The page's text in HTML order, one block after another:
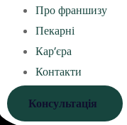
Про франшизу
Пекарні
Кар’єра
Контакти
Консультація